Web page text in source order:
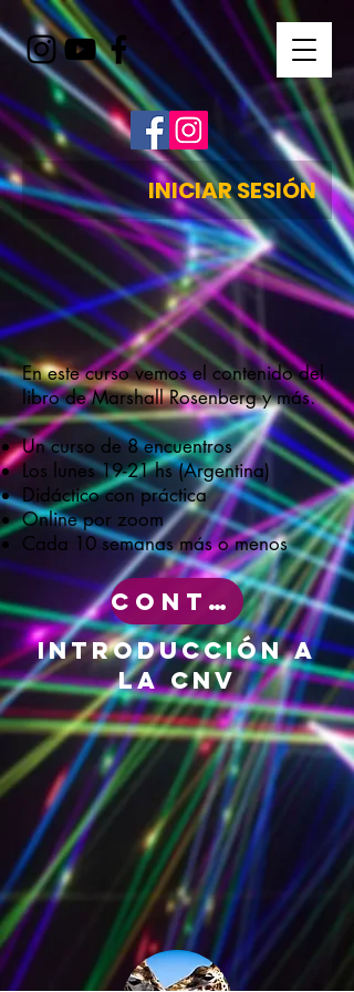
INICIAR SESIÓN
En este curso vemos el contenido del
libro de Marshall Rosenberg y más.
Un curso de 8 encuentros
Los lunes 19-21 hs (Argentina)
Didáctico con práctica
Online por zoom
Cada 10 semanas más o menos
CONTACTO
INTRODUCCIÓN a
la cnv